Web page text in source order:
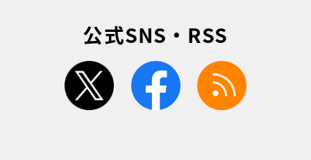
公式SNS・RSS
twitter facebook